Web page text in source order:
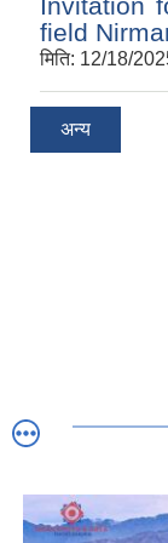
field
मिति: 12/18/
अन्य